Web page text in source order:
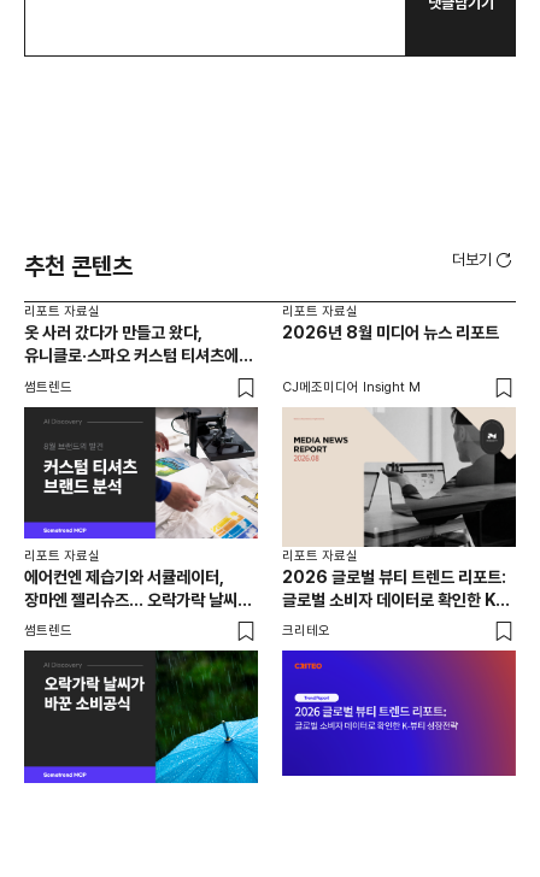
추천 콘텐츠 더보기
리포트 자료실
옷 사러 갔다가 만들고 왔다,
유니클로·스파오 커스텀 티셔츠에
사람들이 줄 서는 진짜 이유는?
썸트렌드
리포트 자료실
2026년 8월 미디어 뉴스 리포트
CJ메조미디어 Insight M
리포트 자료실
에어컨엔 제습기와 서큘레이터,
장마엔 젤리슈즈... 오락가락 날씨가
바꿔놓은 2026년 여름 소비 공식
썸트렌드
리포트 자료실
2026 글로벌 뷰티 트렌드 리포트:
글로벌 소비자 데이터로 확인한 K-
뷰티 성장전략
크리테오